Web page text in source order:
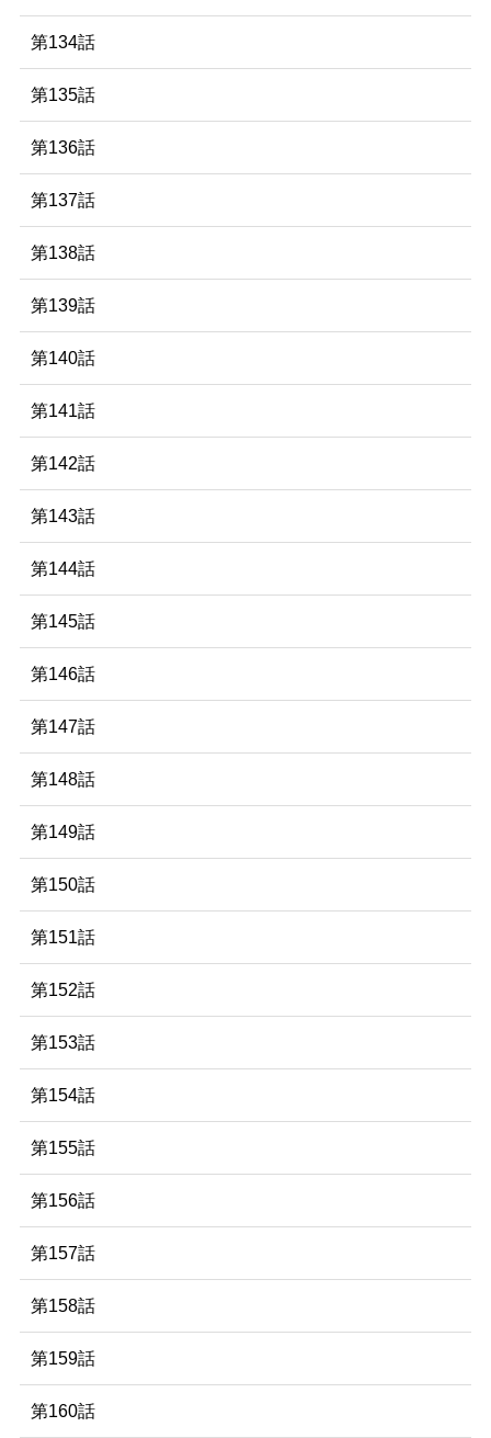
第134話
第135話
第136話
第137話
第138話
第139話
第140話
第141話
第142話
第143話
第144話
第145話
第146話
第147話
第148話
第149話
第150話
第151話
第152話
第153話
第154話
第155話
第156話
第157話
第158話
第159話
第160話